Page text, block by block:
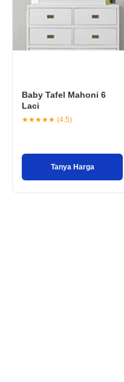
Baby Tafel Mahoni 6
Laci
★★★★★ (4.5)
Tanya Harga